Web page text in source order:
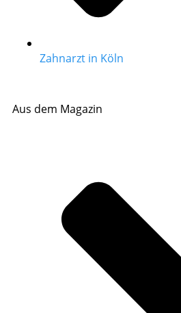
Zahnarzt in Köln
Aus dem Magazin